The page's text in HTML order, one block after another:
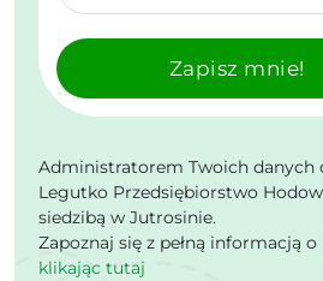
Zapisz mnie!
Administratorem Twoich danych
Legutko Przedsiębiorstwo
siedzibą w Jutrosinie.
Zapoznaj się z pełną informacją
klikając tutaj